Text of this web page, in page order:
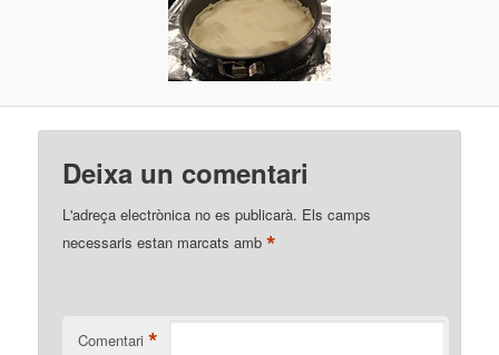
Deixa un comentari
L'adreça electrònica no es publicarà. Els camps
necessaris estan marcats amb*
Comentari *